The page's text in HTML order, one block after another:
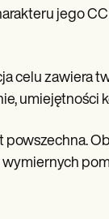
jego
celu zawiera
umiejętności
powszechna.